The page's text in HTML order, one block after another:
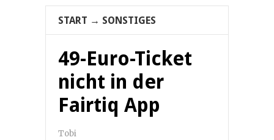
START → SONSTIGES
49-Euro-Ticket
nicht in der
Fairtiq App
Tobi